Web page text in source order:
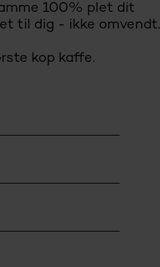
100% plet dit
til dig - ikke omvendt.
kop kaffe.